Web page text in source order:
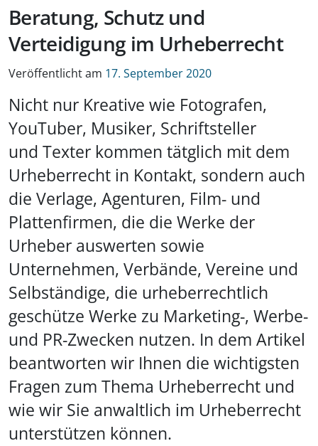
Beratung, Schutz und
Verteidigung im Urheberrecht
Veröffentlicht am 17. September 2020
Nicht nur Kreative wie Fotografen,
YouTuber, Musiker, Schriftsteller
und Texter kommen tätglich mit dem
Urheberrecht in Kontakt, sondern auch
die Verlage, Agenturen, Film- und
Plattenfirmen, die die Werke der
Urheber auswerten sowie
Unternehmen, Verbände, Vereine und
Selbständige, die urheberrechtlich
geschütze Werke zu Marketing-, Werbe-
und PR-Zwecken nutzen. In dem Artikel
beantworten wir Ihnen die wichtigsten
Fragen zum Thema Urheberrecht und
wie wir Sie anwaltlich im Urheberrecht
unterstützen können.